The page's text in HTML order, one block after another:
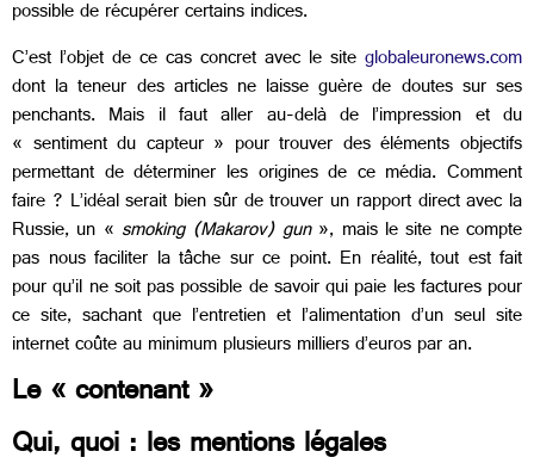
possible de récupérer certains indices.
C’est l’objet de ce cas concret avec le site globaleuronews.com
dont la teneur des articles ne laisse guère de doutes sur ses
penchants. Mais il faut aller au-delà de l’impression et du
« sentiment du capteur » pour trouver des éléments objectifs
permettant de déterminer les origines de ce média. Comment
faire ? L’idéal serait bien sûr de trouver un rapport direct avec la
Russie, un « smoking (Makarov) gun», mais le site ne compte
pas nous faciliter la tâche sur ce point. En réalité, tout est fait
pour qu’il ne soit pas possible de savoir qui paie les factures pour
ce site, sachant que l’entretien et l’alimentation d’un seul site
internet coûte au minimum plusieurs milliers d’euros par an.
Le « contenant »
Qui, quoi : les mentions légales